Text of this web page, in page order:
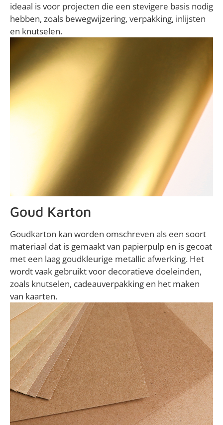
ideaal is voor projecten die een stevigere basis nodig
hebben, zoals bewegwijzering, verpakking, inlijsten
en knutselen.
Goud Karton
Goudkarton kan worden omschreven als een soort
materiaal dat is gemaakt van papierpulp en is gecoat
met een laag goudkleurige metallic afwerking. Het
wordt vaak gebruikt voor decoratieve doeleinden,
zoals knutselen, cadeauverpakking en het maken
van kaarten.